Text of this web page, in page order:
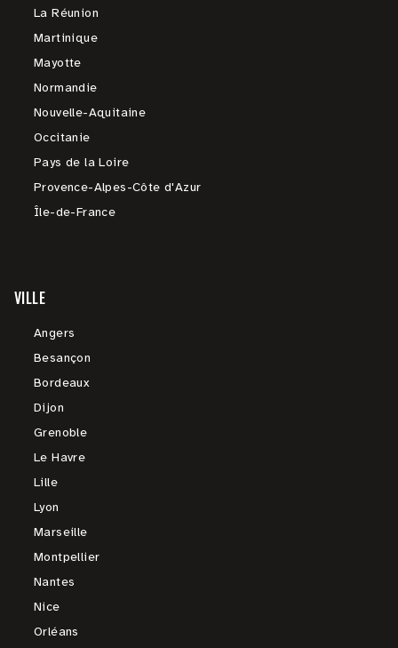
La Réunion
Martinique
Mayotte
Normandie
Nouvelle-Aquitaine
Occitanie
Pays de la Loire
Provence-Alpes-Côte d'Azur
Île-de-France
VILLE
Angers
Besançon
Bordeaux
Dijon
Grenoble
Le Havre
Lille
Lyon
Marseille
Montpellier
Nantes
Nice
Orléans